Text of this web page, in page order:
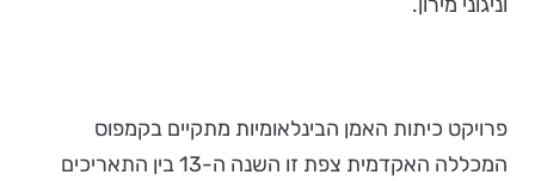
פרויקט כיתות האמן הבינלאומיות מתקיים בקמפוס
המכללה האקדמית צפת זו השנה ה-13 בין התאריכים